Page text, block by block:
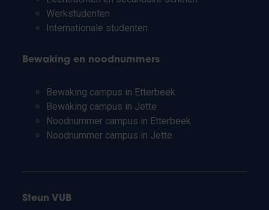
Werkstudenten
Internationale studenten
Bewaking en noodnummers
Bewaking campus in Etterbeek
Bewaking campus in Jette
Noodnummer campus in Etterbeek
Noodnummer campus in Jette
Steun VUB